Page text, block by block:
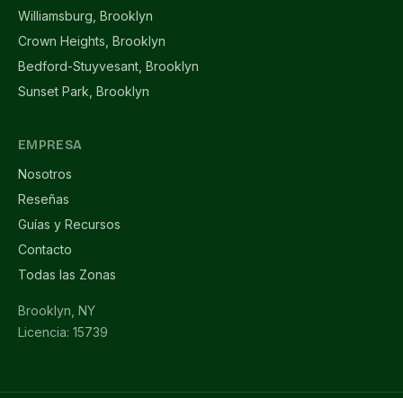
Williamsburg, Brooklyn
Crown Heights, Brooklyn
Bedford-Stuyvesant, Brooklyn
Sunset Park, Brooklyn
EMPRESA
Nosotros
Reseñas
Guías y Recursos
Contacto
Todas las Zonas
Brooklyn, NY
Licencia: 15739